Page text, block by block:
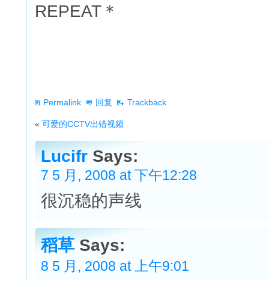
REPEAT＊
Permalink 回复 Trackback
« 可爱的CCTV出错视频
Lucifr Says:
7 5 月, 2008 at 下午12:28
很沉稳的声线
稻草 Says:
8 5 月, 2008 at 上午9:01